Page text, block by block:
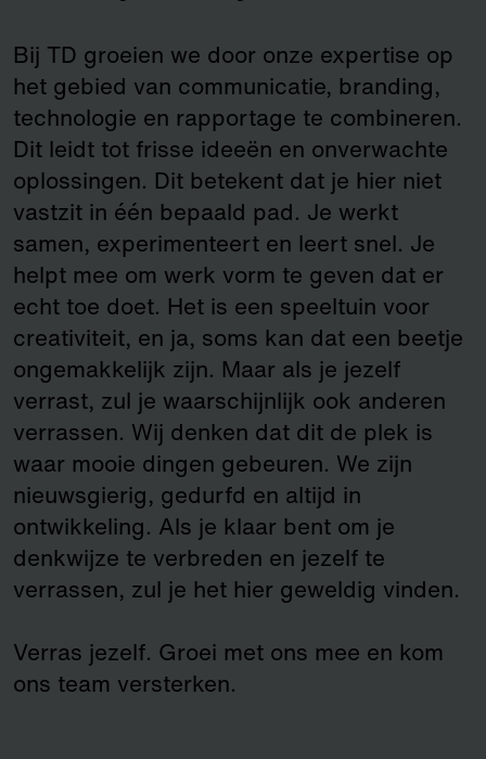
Bij TD groeien we door onze expertise op
het gebied van communicatie, branding,
technologie en rapportage te combineren.
Dit leidt tot frisse ideeën en onverwachte
oplossingen. Dit betekent dat je hier niet
vastzit in één bepaald pad. Je werkt
samen, experimenteert en leert snel. Je
helpt mee om werk vorm te geven dat er
echt toe doet. Het is een speeltuin voor
creativiteit, en ja, soms kan dat een beetje
ongemakkelijk zijn. Maar als je jezelf
verrast, zul je waarschijnlijk ook anderen
verrassen. Wij denken dat dit de plek is
waar mooie dingen gebeuren. We zijn
nieuwsgierig, gedurfd en altijd in
ontwikkeling. Als je klaar bent om je
denkwijze te verbreden en jezelf te
verrassen, zul je het hier geweldig vinden.
Verras jezelf. Groei met ons mee en kom
ons team versterken.